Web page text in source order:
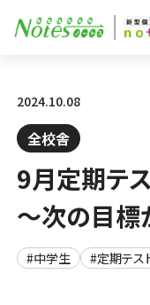
2024.10.08
全校舎
9月定期テ
～次の目標
#中学生 #定期テス